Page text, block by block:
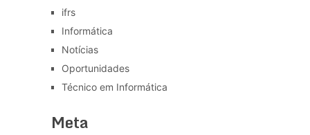
ifrs
Informática
Notícias
Oportunidades
Técnico em Informática
Meta